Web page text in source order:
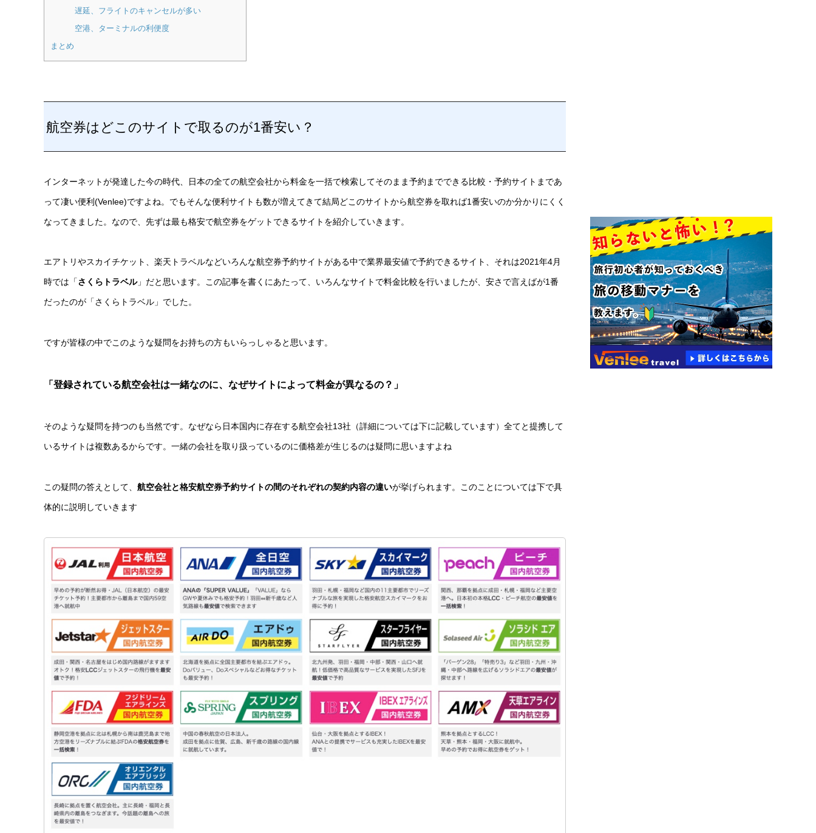
遅延、フライトのキャンセルが多い
空港、ターミナルの利便度
まとめ
航空券はどこのサイトで取るのが1番安い？
インターネットが発達した今の時代、日本の全ての航空会社から料金を一括で検索してそのまま予約までできる比較・予約サイトまであ
って凄い便利(Venlee)ですよね。でもそんな便利サイトも数が増えてきて結局どこのサイトから航空券を取れば1番安いのか分かりにくく
なってきました。なので、先ずは最も格安で航空券をゲットできるサイトを紹介していきます。
エアトリやスカイチケット、楽天トラベルなどいろんな航空券予約サイトがある中で業界最安値で予約できるサイト、それは2021年4月
時では「さくらトラベル」だと思います。この記事を書くにあたって、いろんなサイトで料金比較を行いましたが、安さで言えばが1番
だったのが「さくらトラベル」でした。
ですが皆様の中でこのような疑問をお持ちの方もいらっしゃると思います。
「登録されている航空会社は一緒なのに、なぜサイトによって料金が異なるの？」
そのような疑問を持つのも当然です。なぜなら日本国内に存在する航空会社13社（詳細については下に記載しています）全てと提携して
いるサイトは複数あるからです。一緒の会社を取り扱っているのに価格差が生じるのは疑問に思いますよね
この疑問の答えとして、 航空会社と格安航空券予約サイトの間のそれぞれの契約内容の違いが挙げられます。このことについては下で具
体的に説明していきます